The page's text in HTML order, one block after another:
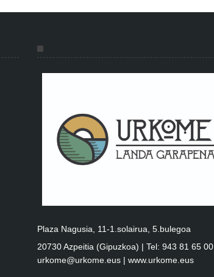
Plaza Nagusia, 11-1.solairua, 5.bulegoa
20730 Azpeitia (Gipuzkoa) | Tel: 943 81 65 00
urkome@urkome.eus |www.urkome.eus